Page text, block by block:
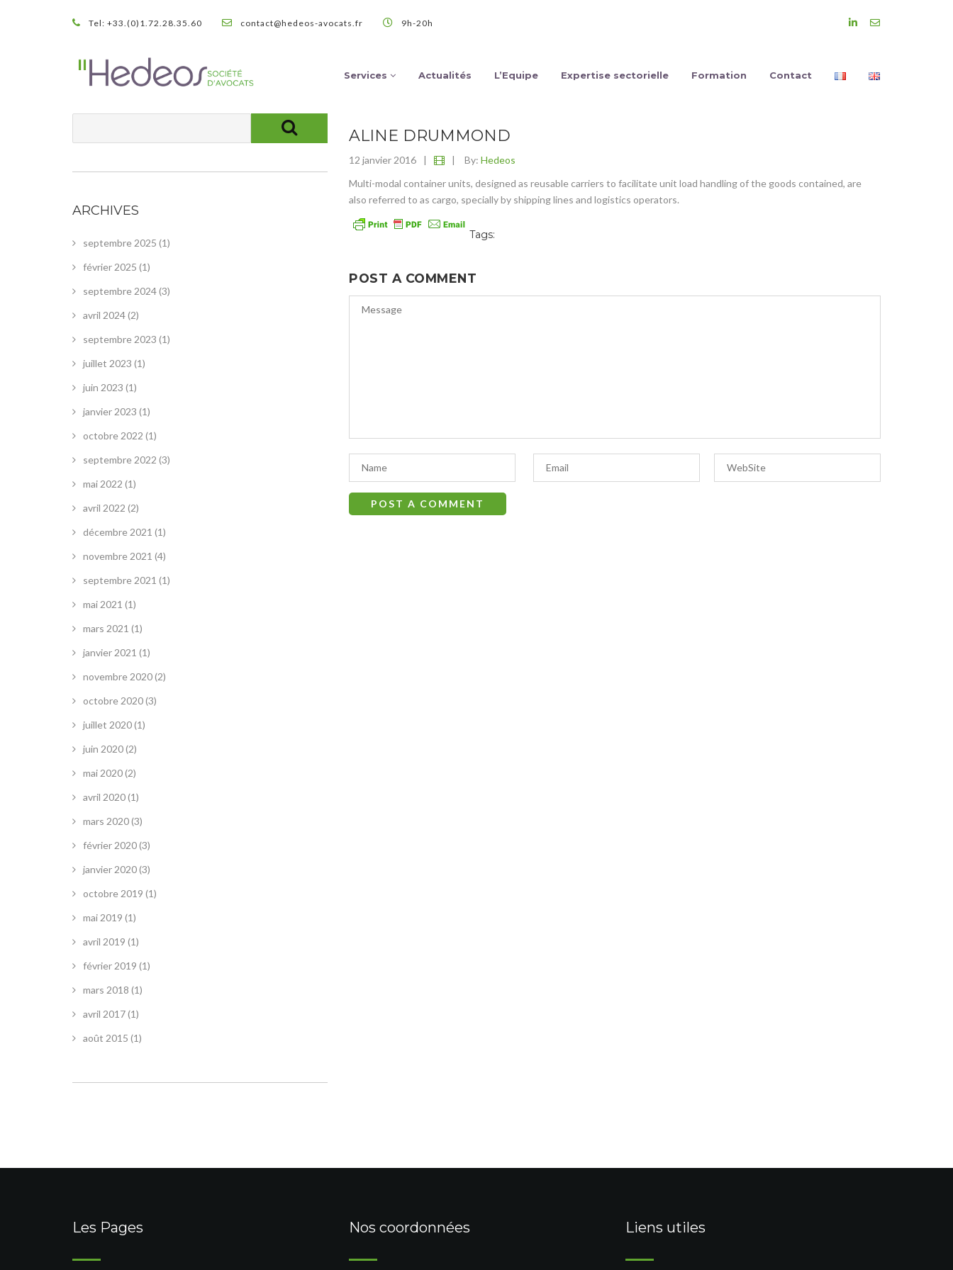
Tel: +33.(0)1.72.28.35.60 contact@hedeos-avocats.fr 9h-20h
Services Actualités L’Equipe Expertise sectorielle Formation Contact
ARCHIVES
septembre 2025 (1)
février 2025 (1)
septembre 2024(3)
avril 2024(2)
septembre 2023 (1)
juillet 2023 (1)
juin 2023 (1)
janvier 2023 (1)
octobre 2022 (1)
septembre 2022 (3)
mai 2022 (1)
avril 2022 (2)
décembre 2021 (1)
novembre 2021 (4)
septembre 2021 (1)
mai 2021 (1)
mars 2021 (1)
janvier 2021 (1)
novembre 2020(2)
octobre 2020(3)
juillet 2020(1)
juin 2020(2)
mai 2020(2)
avril 2020(1)
mars 2020(3)
février 2020(3)
janvier 2020(3)
octobre 2019 (1)
mai 2019 (1)
avril 2019 (1)
février 2019 (1)
mars 2018 (1)
avril 2017(1)
août 2015 (1)
ALINE DRUMMOND
12 janvier 2016 | | By: Hedeos
Multi-modal container units, designed as reusable carriers to facilitate unit load handling of the goods contained, are
also referred to as cargo, specially by shipping lines and logistics operators.
Tags:
POST A COMMENT
Les Pages Nos coordonnées Liens utiles